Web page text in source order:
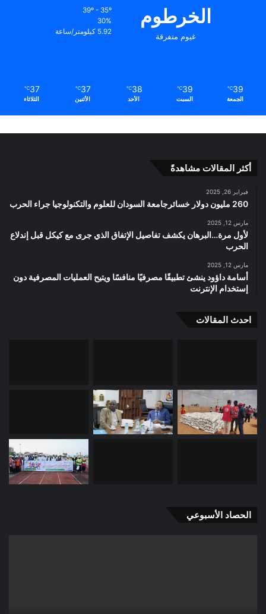
الخرطوم
غيوم متفرقة
30%
5.92 كيلومتر/ساعة
39
℃
الجمعة
39
℃
السبت
38
℃
الأحد
37
℃
الأثنين
37
℃
الثلاثاء
أكثر المقالات مشاهدةً
فبراير 26, 2025
260 مليون دولار خسائرجامعة السودان للعلوم والتكنولوجيا جراء الحرب
مارس 12, 2025
لأول مرة…البرهان يكشف تفاصيل الإتفاق الذي جرى مع كيكل قبل إندلاع
الحرب
مارس 12, 2025
أسامة داؤود ينشئ تطبيقًا مصرفيًا منافسًا ويتيح العمليات المصرفية دون
إستخدام الإنترنت
احدث المقالات
الحصاد الأسبوعي